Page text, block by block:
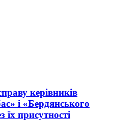
керівників
і «Бердянського
їх присутності